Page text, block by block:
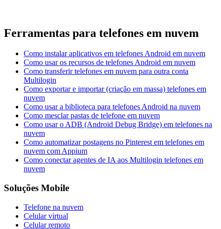
Ferramentas para telefones em nuvem
Como instalar aplicativos em telefones Android em nuvem
Como usar os recursos de telefones Android em nuvem
Como transferir telefones em nuvem para outra conta
Multilogin
Como exportar e importar (сriação em massa) telefones em
nuvem
Como usar a biblioteca para telefones Android na nuvem
Como mesclar pastas de telefone em nuvem
Como usar o ADB (Android Debug Bridge) em telefones na
nuvem
Como automatizar postagens no Pinterest em telefones em
nuvem com Appium
Como conectar agentes de IA aos Multilogin telefones em
nuvem
Soluções Mobile
Telefone na nuvem
Celular virtual
Celular remoto